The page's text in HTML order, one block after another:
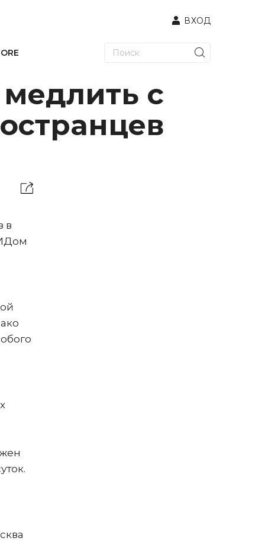
ВХОД
с
в